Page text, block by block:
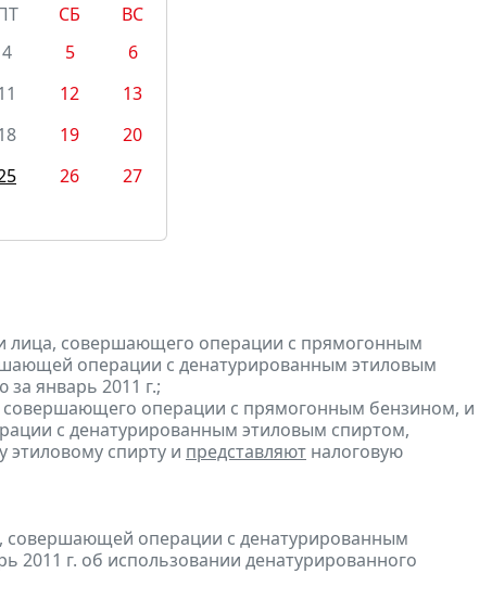
СБ
ВС
4 5
6
12
13
19
20
26
27
лица, совершающего операции с прямогонным
операции с денатурированным этиловым
январь 2011 г.;
совершающего операции с прямогонным бензином, и
с денатурированным этиловым спиртом,
спирту и представляют налоговую
совершающей операции с денатурированным
2011 г. об использовании денатурированного